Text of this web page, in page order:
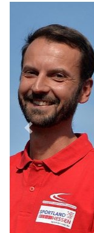
Previous